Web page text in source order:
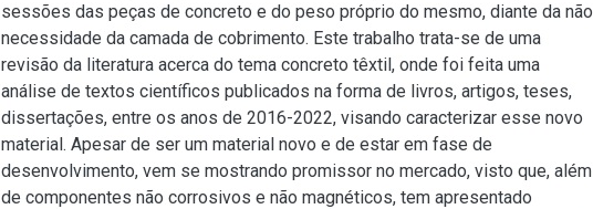
sessões das peças de concreto e do peso próprio do mesmo, diante da não
necessidade da camada de cobrimento. Este trabalho trata-se de uma
revisão da literatura acerca do tema concreto têxtil, onde foi feita uma
análise de textos científicos publicados na forma de livros, artigos, teses,
dissertações, entre os anos de 2016-2022, visando caracterizar esse novo
material. Apesar de ser um material novo e de estar em fase de
desenvolvimento, vem se mostrando promissor no mercado, visto que, além
de componentes não corrosivos e não magnéticos, tem apresentado